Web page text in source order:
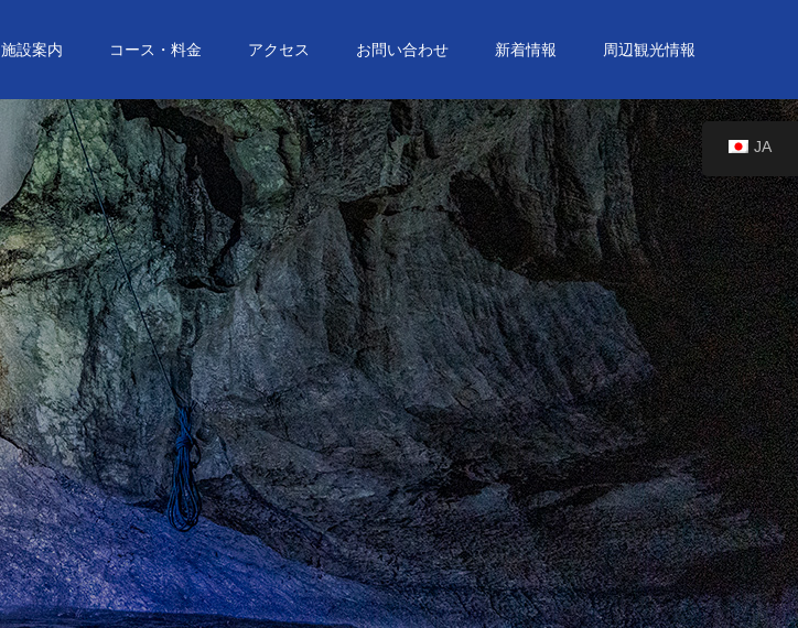
施設案内 コース・料金 アクセス お問い合わせ 新着情報 周辺観光情報
JA